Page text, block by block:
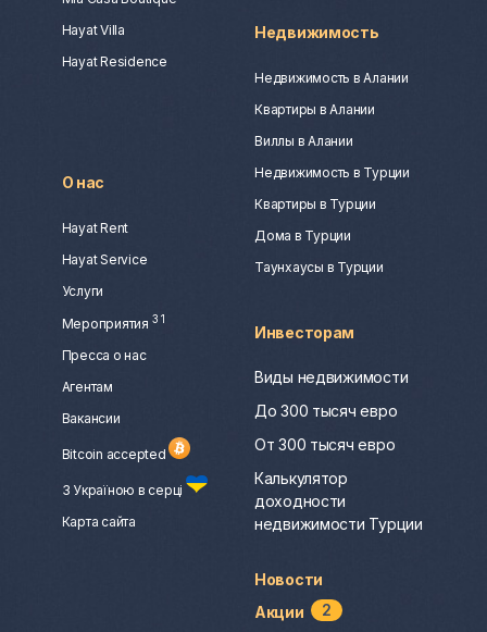
Hayat Villa
Hayat Residence
О нас
Hayat Rent
Hayat Service
Услуги
Мероприятия 3 1
Пресса о нас
Агентам
Вакансии
Bitcoin accepted
З Україною в серці
Карта сайта
Недвижимость
Недвижимость в Алании
Квартиры в Алании
Виллы в Алании
Недвижимость в Турции
Квартиры в Турции
Дома в Турции
Таунхаусы в Турции
Инвесторам
Виды недвижимости
До 300 тысяч евро
От 300 тысяч евро
Калькулятор
доходности
недвижимости Турции
Новости
Акции
2